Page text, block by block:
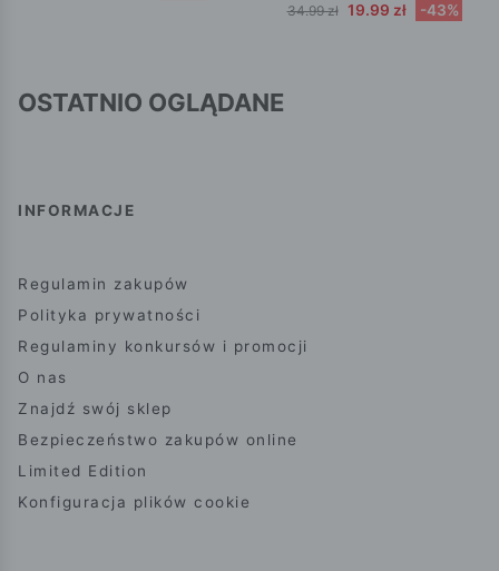
34.99 zł 19.99 zł -43%
OSTATNIO OGLĄDANE
INFORMACJE
Regulamin zakupów
Polityka prywatności
Regulaminy konkursów i promocji
O nas
Znajdź swój sklep
Bezpieczeństwo zakupów online
Limited Edition
Konfiguracja plików cookie